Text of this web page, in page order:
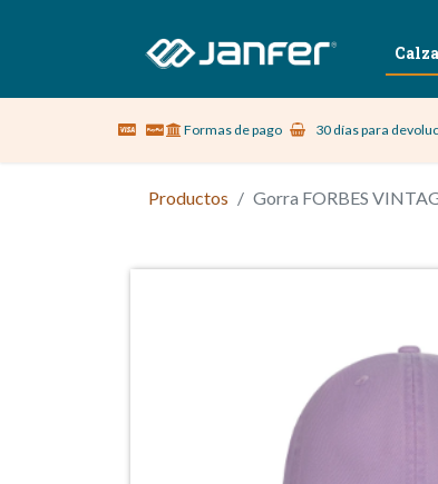
Sobre nosotros Vestuario Laboral
Formas de pago 30 días para
Productos Gorra FORBES